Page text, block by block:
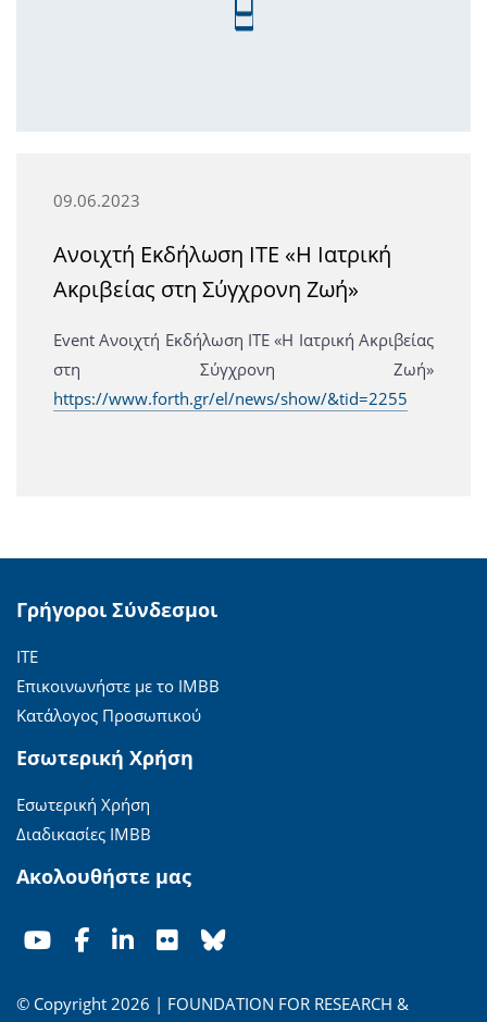
09.06.2023
Ανοιχτή Εκδήλωση ΙΤΕ «Η Ιατρική
Ακριβείας στη Σύγχρονη Ζωή»
Event Ανοιχτή Εκδήλωση ΙΤΕ «Η Ιατρική Ακριβείας
στη Σύγχρονη Ζωή»
https://www.forth.gr/el/news/show/&tid=2255
Γρήγοροι Σύνδεσμοι
ΙΤΕ
Επικοινωνήστε με το ΙΜΒΒ
Κατάλογος Προσωπικού
Εσωτερική Χρήση
Εσωτερική Χρήση
Διαδικασίες ΙΜΒΒ
Ακολουθήστε μας
© Copyright 2026 | FOUNDATION FOR RESEARCH &